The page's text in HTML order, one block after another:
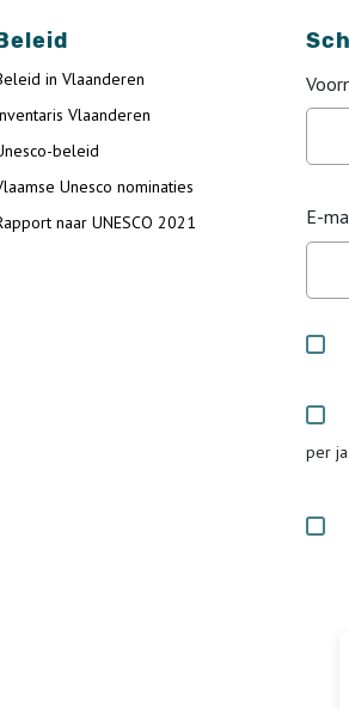
in Vlaanderen
Vlaanderen
beleid
Unesco nominaties
naar UNESCO 2021
E-
per